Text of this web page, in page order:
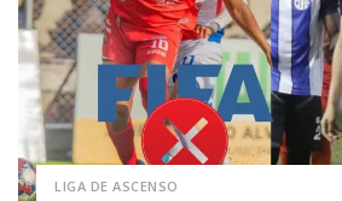
LIGA DE ASCENSO